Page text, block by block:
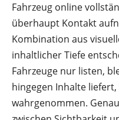
Fahrzeug online
überhaupt Kontakt
Kombination aus
inhaltlicher Tiefe
Fahrzeuge nur listen,
hingegen Inhalte
wahrgenommen.